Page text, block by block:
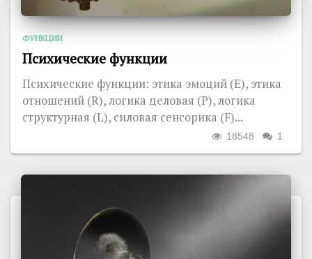
ФУНКЦИИ
Психические функции
Психические функции: этика эмоций (E), этика
отношений (R), логика деловая (P), логика
структурная (L), силовая сенсорика (F)...
1
18548